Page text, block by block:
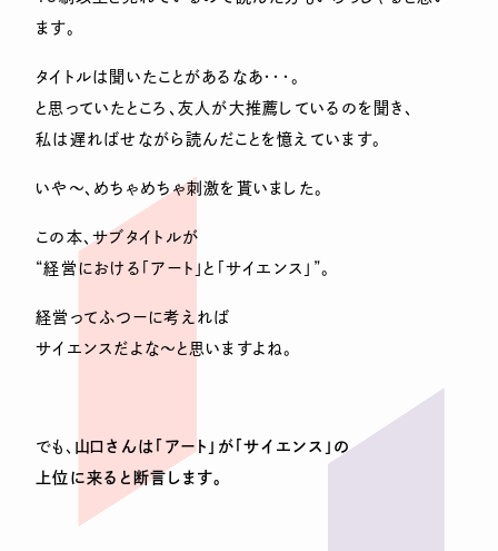
ます。
タイトルは聞いたことがあるなあ・・・。
と思っていたところ、友人が大推薦しているのを聞き、
私は遅ればせながら読んだことを憶えています。
いや～、めちゃめちゃ刺激を貰いました。
この本、サブタイトルが
“経営における「アート」と「サイエンス」”。
経営ってふつーに考えれば
サイエンスだよな～と思いますよね。
でも、 山口さんは「アート」が「サイエンス」の
上位に来ると断言します。